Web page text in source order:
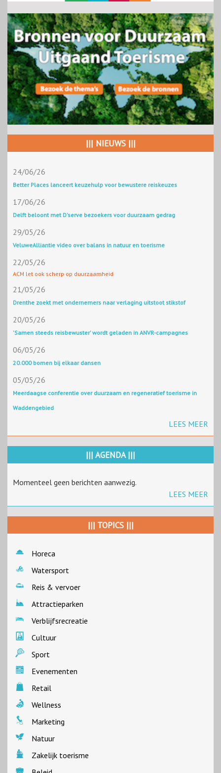
||| NIEUWS |||
24/06/26
Better Places lanceert keuzehulp voor bewustere reiskeuzes
17/06/26
Delft beloont met D'serve bezoekers voor duurzaam gedrag
29/05/26
VeluweAlliantie video over balans in natuur en toerisme
22/05/26
ACM let ook scherp op duurzaamheid
21/05/26
Drenthe zoekt met ondernemers naar verlaging uitstoot stikstof
20/05/26
'Samen steeds reisbewuster' wordt geladen in ANVR-campagnes
06/05/26
20.000 bomen bij elkaar dansen
05/05/26
Meerdaagse conferentie over duurzaam en regeneratief toerisme in
Waddengebied
LEES MEER
||| AGENDA |||
Momenteel geen berichten aanwezig.
LEES MEER
||| TOPICS |||
Horeca
Watersport
Reis & vervoer
Attractieparken
Verblijfsrecreatie
Cultuur
Sport
Evenementen
Retail
Wellness
Marketing
Natuur
Zakelijk toerisme